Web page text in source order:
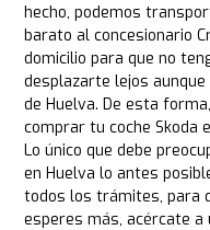
hecho, podemos
barato al concesionario
domicilio para que no
desplazarte lejos
de Huelva. De esta
comprar tu coche Skoda
Lo único que debe
en Huelva lo antes
todos los trámites, para
esperes más, acércate